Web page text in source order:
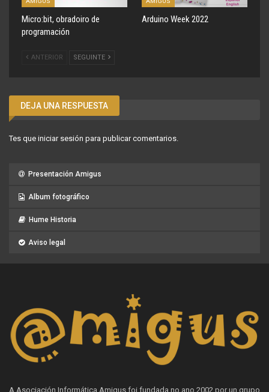
Micro:bit, obradoiro de
programación
Arduino Week 2022
ANTERIOR SEGUINTE
DEJA UNA RESPUESTA
Tes que iniciar sesión para publicar comentarios.
Presentación Amigus
Album fotográfico
Hume Historia
Aviso legal
A Asociación Informática Amigus foi fundada no ano 2002 por un grupo